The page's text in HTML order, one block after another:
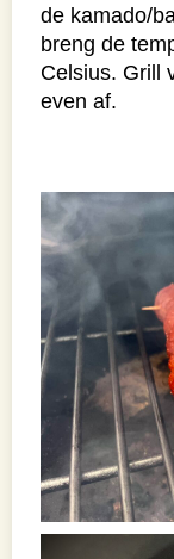
de kamado/
breng de
Celsius. Grill
even af.